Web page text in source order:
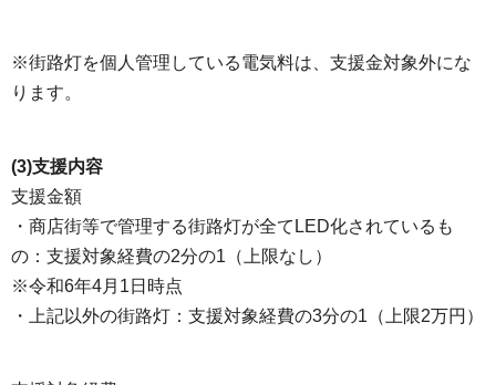
※街路灯を個人管理している電気料は、支援金対象外にな
ります。
(3)支援内容
支援金額
・商店街等で管理する街路灯が全てLED化されているも
の：支援対象経費の2分の1（上限なし）
※令和6年4月1日時点
・上記以外の街路灯：支援対象経費の3分の1（上限2万円）